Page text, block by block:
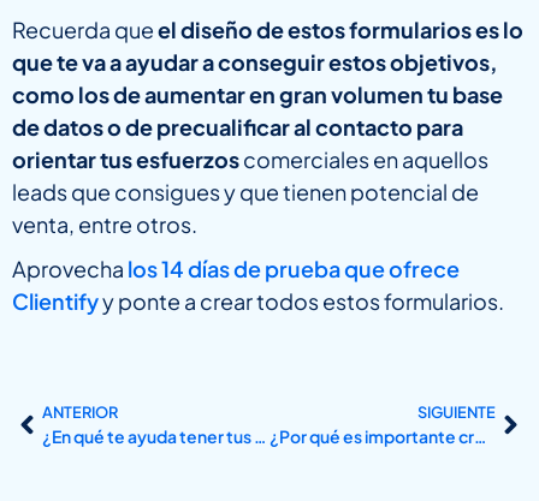
Recuerda queel diseño de estos formularios es lo
que te va a ayudar a conseguir estos objetivos,
como los de aumentar en gran volumen tu base
de datos o de precualificar al contacto para
orientar tus esfuerzoscomerciales en aquellos
leads que consigues y que tienen potencial de
venta, entre otros.
Aprovecha los 14 días de prueba que ofrece
Clientifyy ponte a crear todos estos formularios.
ANTERIOR
¿En qué te ayuda tener tus llamadas registradas en el CRM?
SIGUIENTE
¿Por qué es importante crear y enviar un presupuesto desde tu CRM?